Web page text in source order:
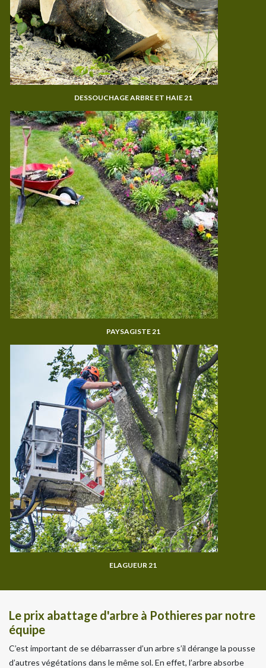
DESSOUCHAGE ARBRE ET HAIE 21
PAYSAGISTE 21
ELAGUEUR 21
Le prix abattage d'arbre à Pothieres par notre
équipe
C’est important de se débarrasser d’un arbre s’il dérange la pousse
d’autres végétations dans le même sol. En effet, l’arbre absorbe